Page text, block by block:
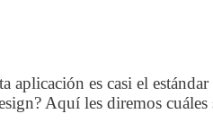
es casi el
Aquí les diremos